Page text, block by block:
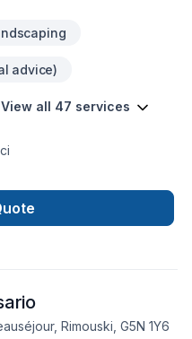
advice)
View all 47 services
Rimouski, G5N 1Y6